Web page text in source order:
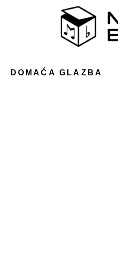
DOMAĆA GLAZBA